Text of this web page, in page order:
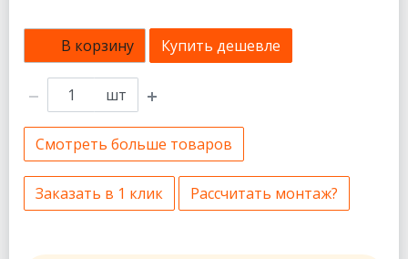
В корзину Купить дешевле
шт
Смотреть больше товаров
Заказать в 1 клик Рассчитать монтаж?